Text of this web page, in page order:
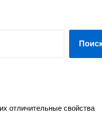
отличительные свойства